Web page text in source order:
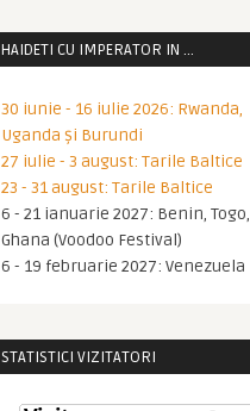
HAIDETI CU IMPERATOR IN …
30 iunie - 16 iulie 2026: Rwanda,
Uganda și Burundi
27 iulie - 3 august: Tarile Baltice
23 - 31 august: Tarile Baltice
6 - 21 ianuarie 2027: Benin, Togo,
Ghana (Voodoo Festival)
6 - 19 februarie 2027: Venezuela
STATISTICI VIZITATORI